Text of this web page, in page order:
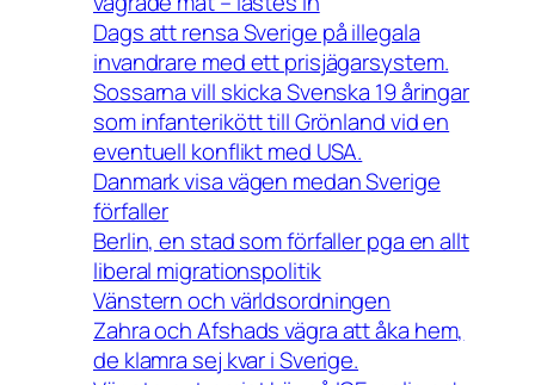
Dags att rensa Sverige på illegala
invandrare med ett prisjägarsystem.
Sossarna vill skicka Svenska 19 åringar
som infanterikött till Grönland vid en
eventuell konflikt med USA.
Danmark visa vägen medan Sverige
förfaller
Berlin, en stad som förfaller pga en allt
liberal migrationspolitik
Vänstern och världsordningen
Zahra och Afshads vägra att åka hem,
de klamra sej kvar i Sverige.